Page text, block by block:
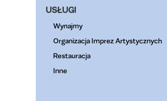
USŁUGI
Wynajmy
Organizacja Imprez Artystycznych
Restauracja
Inne